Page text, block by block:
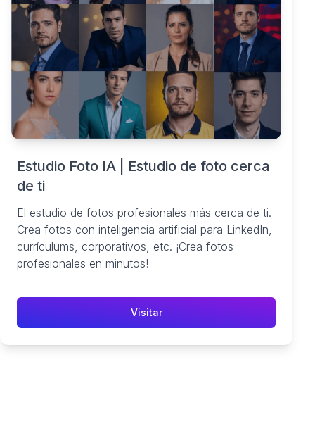
Estudio Foto IA | Estudio de foto cerca
de ti
El estudio de fotos profesionales más cerca de ti.
Crea fotos con inteligencia artificial para LinkedIn,
currículums, corporativos, etc. ¡Crea fotos
profesionales en minutos!
Visitar